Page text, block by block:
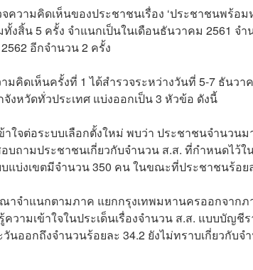
ความคิดเห็นของประชาชนเรื่อง ‘ประชาชนพร้อ
งสิ้น 5 ครั้ง จำแนกเป็นในเดือนธันวาคม 2561 จ
อีกจำนวน 2 ครั้ง
มคิดเห็นครั้งที่ 1 ได้สำรวจระหว่างวันที่ 5-7 ธันว
งหวัดทั่วประเทศ แบ่งออกเป็น 3 หัวข้อ ดังนี้
ใจต่อระบบเลือกตั้งใหม่ พบว่า ประชาชนจำนวน
อบถามประชาชนเกี่ยวกับจำนวน ส.ส. ที่กำหนดไว้
แบ่งเขตมีจำนวน 350 คน ในขณะที่ประชาชนร้อ
จำแนกตามภาค แยกกรุงเทพมหานครออกจากภ
ความเข้าใจในประเด็นเรื่องจำนวน ส.ส. แบบบั
นออกถึงจำนวนร้อยละ 34.2 ยังไม่ทราบเกี่ยวกับ